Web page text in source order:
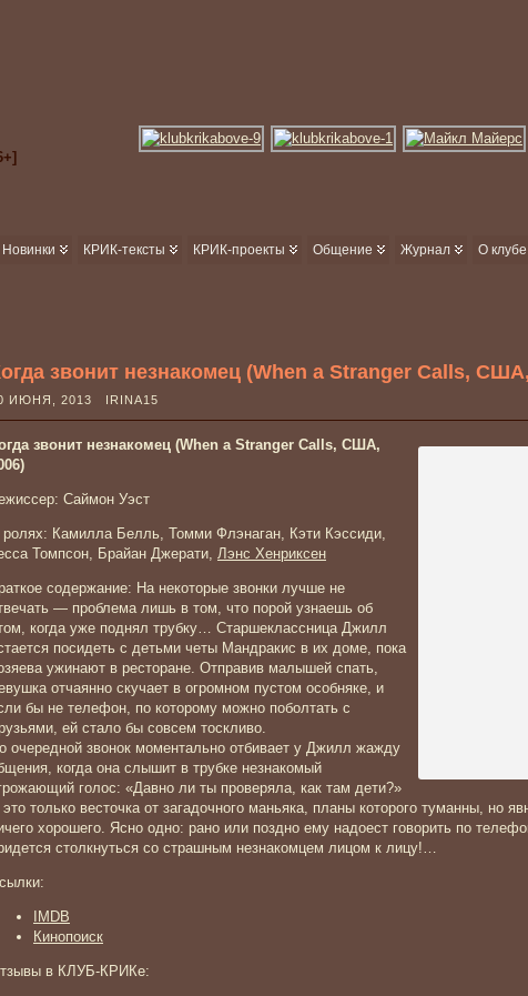
Новинки КРИК-тексты КРИК-проекты Общение Журнал О клубе
звонит незнакомец (When a Stranger Calls,
ИЮНЯ, 2013 IRINA15
звонит незнакомец (When a Stranger Calls, США,
Саймон Уэст
ролях: Камилла Белль, Томми Флэнаган, Кэти Кэссиди,
Томпсон, Брайан Джерати, Лэнс Хенриксен
содержание: На некоторые звонки лучше не
— проблема лишь в том, что порой узнаешь об
когда уже поднял трубку… Старшеклассница Джилл
посидеть с детьми четы Мандракис в их доме, пока
ужинают в ресторане. Отправив малышей спать,
отчаянно скучает в огромном пустом особняке, и
бы не телефон, по которому можно поболтать с
ей стало бы совсем тоскливо.
очередной звонок моментально отбивает у Джилл жажду
когда она слышит в трубке незнакомый
голос: «Давно ли ты проверяла, как там дети?»
это только весточка от загадочного маньяка, планы которого туманны, но
хорошего. Ясно одно: рано или поздно ему надоест говорить по
столкнуться со страшным незнакомцем лицом к лицу!…
IMDB
Кинопоиск
в КЛУБ-КРИКе: